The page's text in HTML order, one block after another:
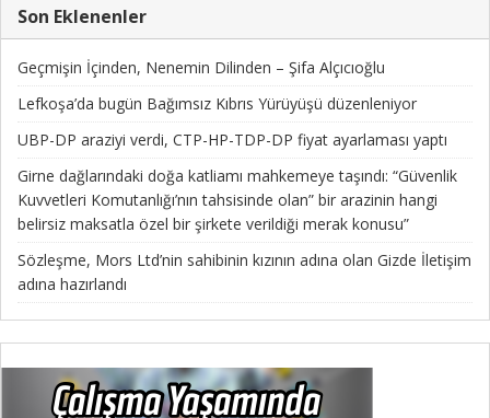
Son Eklenenler
Geçmişin İçinden, Nenemin Dilinden – Şifa Alçıcıoğlu
Lefkoşa’da bugün Bağımsız Kıbrıs Yürüyüşü düzenleniyor
UBP-DP araziyi verdi, CTP-HP-TDP-DP fiyat ayarlaması yaptı
Girne dağlarındaki doğa katliamı mahkemeye taşındı: “Güvenlik
Kuvvetleri Komutanlığı’nın tahsisinde olan” bir arazinin hangi
belirsiz maksatla özel bir şirkete verildiği merak konusu”
Sözleşme, Mors Ltd’nin sahibinin kızının adına olan Gizde İletişim
adına hazırlandı